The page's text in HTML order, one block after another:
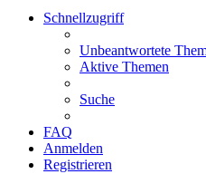
Schnellzugriff
Unbeantwortete
Aktive Themen
Suche
FAQ
Anmelden
Registrieren